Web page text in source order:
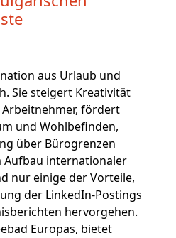
aus Urlaub und
Sie steigert Kreativität
fördert
und Wohlbefinden,
über Bürogrenzen
internationaler
nur einige der Vorteile,
der LinkedIn-Postings
hervorgehen.
Europas, bietet